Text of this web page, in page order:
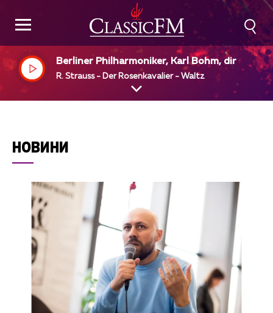
Berliner Philharmoniker, Karl Bohm, dir
R. Strauss - Der Rosenkavalier - Waltz
НОВИНИ